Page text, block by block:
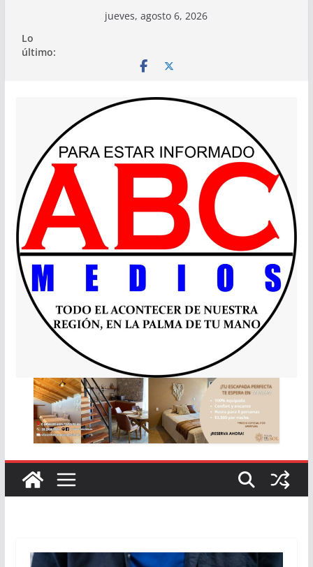
contenido
jueves, agosto 6, 2026
Lo
último: